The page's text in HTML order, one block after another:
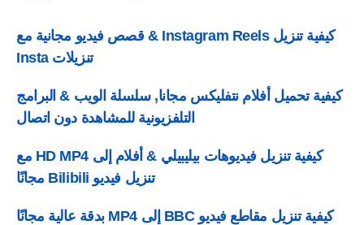
كيفية تنزيل Instagram Reels & قصص فيديو مجانية مع
تنزيلات Insta
تحميل أفلام نتفليكس مجانا, سلسلة الويب & البرامج
التلفزيونية للمشاهدة دون اتصال
كيفية تنزيل فيديوهات بيليبيلي & أفلام إلى HD MP4 مع
تنزيل فيديو Bilibili مجانًا
كيفية تنزيل مقاطع فيديو BBC إلى MP4 بدقة عالية مجانًا